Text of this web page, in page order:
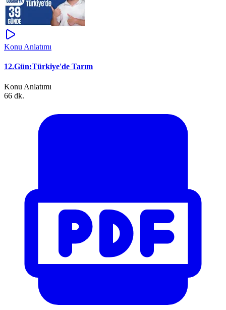
Konu Anlatımı
12.Gün:Türkiye'de Tarım
Konu Anlatımı
66 dk.